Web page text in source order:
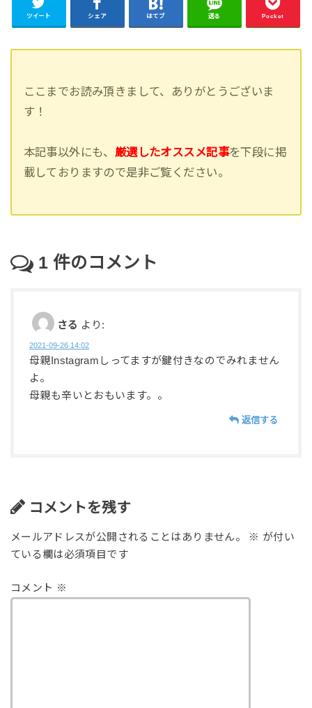
ツイート シェア はてブ 送る Pocket
ここまでお読み頂きまして、ありがとうございま
す！
本記事以外にも、 厳選したオススメ記事を下段に掲
載しておりますので是非ご覧ください。
1件のコメント
さる より:
2021-09-26 14:02
母親Instagramしってますが鍵付きなのでみれません
よ。
母親も辛いとおもいます。。
返信する
コメントを残す
メールアドレスが公開されることはありません。 ※ が付い
ている欄は必須項目です
コメント ※